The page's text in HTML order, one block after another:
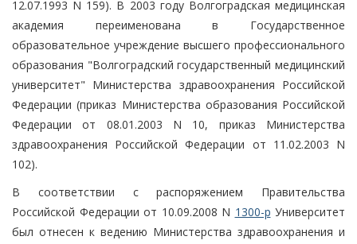
12.07.1993 N 159). В 2003 году Волгоградская медицинская
академия переименована в Государственное
образовательное учреждение высшего профессионального
образования "Волгоградский государственный медицинский
университет" Министерства здравоохранения Российской
Федерации (приказ Министерства образования Российской
Федерации от 08.01.2003 N 10, приказ Министерства
здравоохранения Российской Федерации от 11.02.2003 N
102).
В соответствии с распоряжением Правительства
Российской Федерации от 10.09.2008 N 1300-р Университет
был отнесен к ведению Министерства здравоохранения и